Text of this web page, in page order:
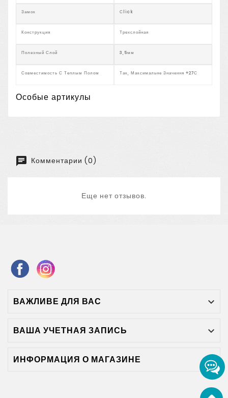
Замок Сlick
Конструкция Трехслойная
Полезный Слой 3,5мм
Совместимость С Теплым Полом Так, Максимальне Значення +27С
Особые артикулы
Комментарии (0)
Еще нет отзывов.
ВАЖЛИВЕ ДЛЯ ВАС 
ВАША УЧЕТНАЯ ЗАПИСЬ 
ИНФОРМАЦИЯ О МАГАЗИНЕ 